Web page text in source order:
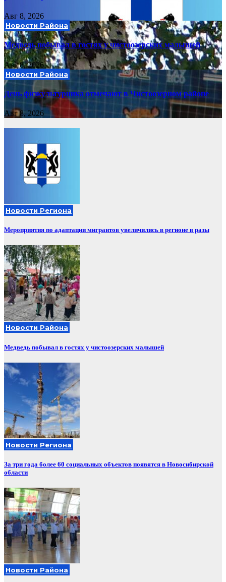
Авг 8, 2026
Новости Района
Медведь побывал в гостях у чистоозерских малышей
Авг 8, 2026
Новости Района
День физкультурника отмечают в Чистоозерном районе
Авг 8, 2026
Новости Региона
Мероприятия по адаптации мигрантов увеличились в регионе в разы
Новости Района
Медведь побывал в гостях у чистоозерских малышей
Новости Региона
За три года более 60 социальных объектов появятся в Новосибирской
области
Новости Района